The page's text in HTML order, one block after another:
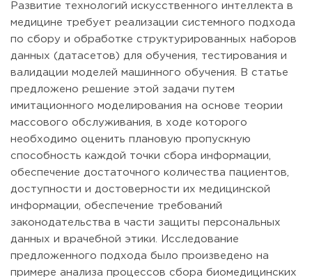
Развитие технологий искусственного интеллекта в
медицине требует реализации системного подхода
по сбору и обработке структурированных наборов
данных (датасетов) для обучения, тестирования и
валидации моделей машинного обучения. В статье
предложено решение этой задачи путем
имитационного моделирования на основе теории
массового обслуживания, в ходе которого
необходимо оценить плановую пропускную
способность каждой точки сбора информации,
обеспечение достаточного количества пациентов,
доступности и достоверности их медицинской
информации, обеспечение требований
законодательства в части защиты персональных
данных и врачебной этики. Исследование
предложенного подхода было произведено на
примере анализа процессов сбора биомедицинских